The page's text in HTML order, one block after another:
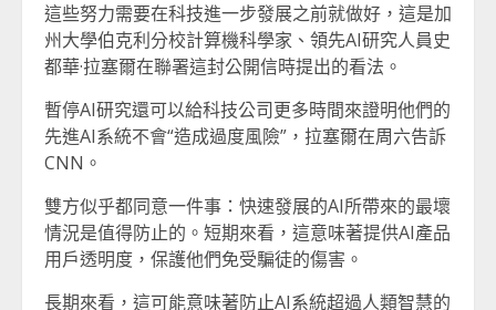
這些努力需要在科技進一步發展之前就做好，這是加
州大學伯克利分校計算機科學家、領先AI研究人員史
都華·拉塞爾在聯署這封公開信時提出的看法。
暫停AI研究還可以給科技公司更多時間來證明他們的
先進AI系統不會“造成過度風險”，拉塞爾在周六告訴
CNN。
雙方似乎都同意一件事：快速發展的AI所帶來的最壞
情況是值得防止的。短期來看，這意味著提供AI產品
用戶透明度，保護他們免受騙徒的傷害。
長期來看，這可能意味著防止AI系統超過人類智慧的